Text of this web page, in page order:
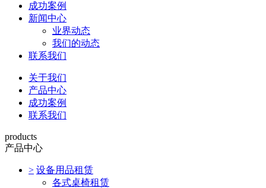
成功案例
新闻中心
业界动态
我们的动态
联系我们
关于我们
产品中心
成功案例
联系我们
products
产品中心
> 设备用品租赁
各式桌椅租赁